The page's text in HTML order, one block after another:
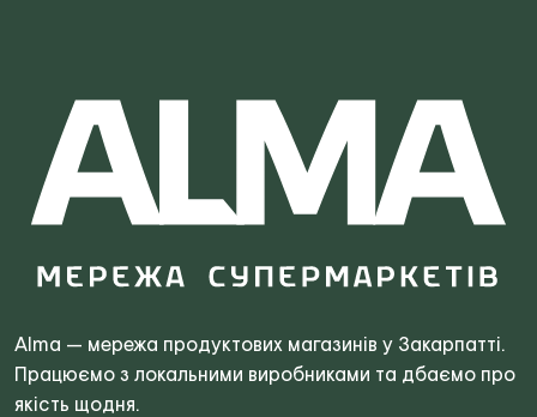
Alma — мережа продуктових магазинів у Закарпатті.
Працюємо з локальними виробниками та дбаємо про
якість щодня.